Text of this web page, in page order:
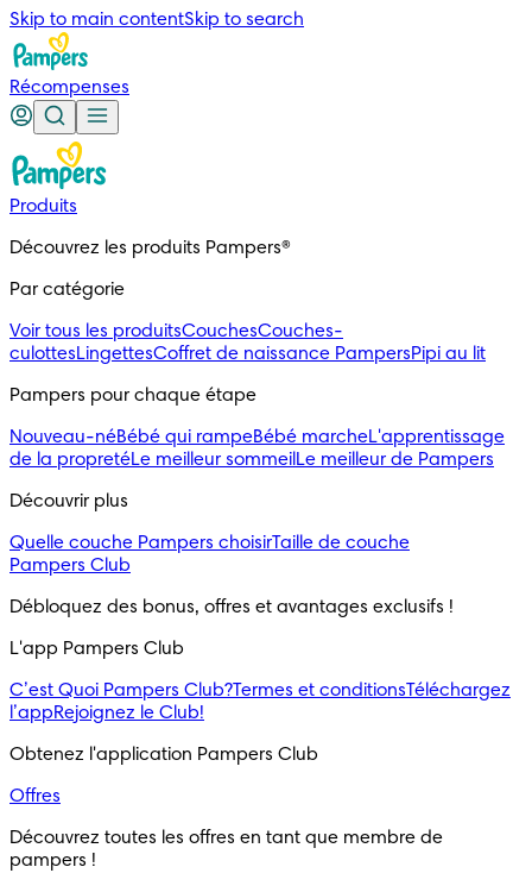
Skip to main contentSkip to search
Récompenses
Produits
Découvrez les produits Pampers®
Par catégorie
Voir tous les produitsCouchesCouches-
culottesLingettesCoffret de naissance PampersPipi au lit
Pampers pour chaque étape
Nouveau-néBébé qui rampeBébé marcheL'apprentissage
de la propretéLe meilleur sommeil Le meilleur de Pampers
Découvrir plus
Quelle couche Pampers choisirTaille de couche
Pampers Club
Débloquez des bonus, offres et avantages exclusifs !
L'app Pampers Club
C’est Quoi Pampers Club?Termes et conditionsTéléchargez
l’appRejoignez le Club!
Obtenez l'application Pampers Club
Offres
Découvrez toutes les offres en tant que membre de
pampers !